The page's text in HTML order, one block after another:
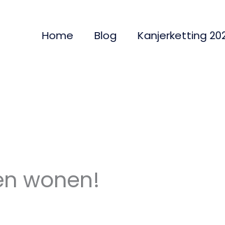
Home Blog Kanjerketting
wonen!